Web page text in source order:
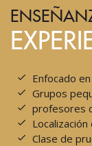
Enfocado
Grupos
profesores
Localización
Clase de